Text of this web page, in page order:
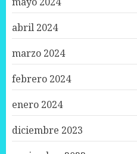
abril 2024
marzo 2024
febrero 2024
enero 2024
diciembre 2023